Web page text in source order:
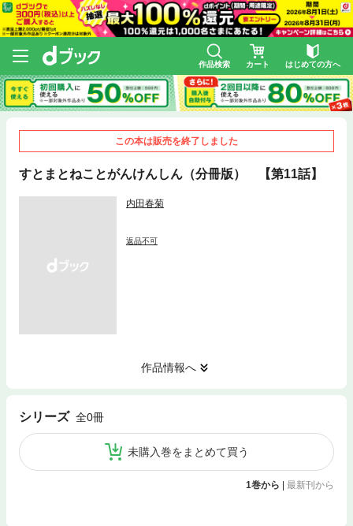
作品検索 カート はじめての方へ
この本は販売を終了しました
すとまとねことがんけんしん（分冊版） 【第11話】
内田春菊
返品不可
作品情報へ
シリーズ 全0冊
未購入巻をまとめて買う
1巻から 最新刊から